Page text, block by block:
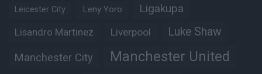
Leicester City Leny Yoro Ligakupa
Lisandro Martinez Liverpool Luke Shaw
Manchester City Manchester United